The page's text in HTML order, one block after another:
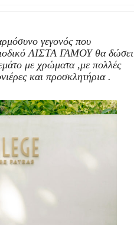
γεγονός που
ΛΙΣΤΑ ΓΑΜΟΥ θα δώσει
με χρώματα ,με πολλές
και προσκλητήρια .